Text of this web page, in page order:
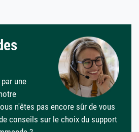
une
n'êtes pas encore sûr de vous
conseils sur le choix du support